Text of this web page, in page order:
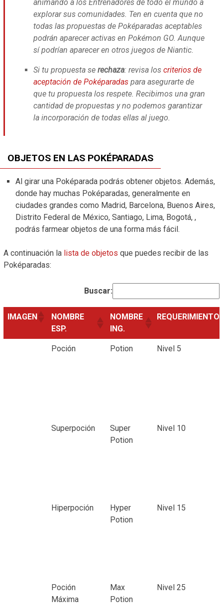
animando a los Entrenadores de todo el mundo a
explorar sus comunidades. Ten en cuenta que no
todas las propuestas de Poképaradas aceptables
podrán aparecer activas en Pokémon GO. Aunque
sí podrían aparecer en otros juegos de Niantic.
Si tu propuesta se rechaza: revisa los criterios de
aceptación de Poképaradas para asegurarte de
que tu propuesta los respete. Recibimos una gran
cantidad de propuestas y no podemos garantizar
la incorporación de todas ellas al juego.
OBJETOS EN LAS POKÉPARADAS
Al girar una Poképarada podrás obtener objetos. Además,
donde hay muchas Poképaradas, generalmente en
ciudades grandes como Madrid, Barcelona, Buenos Aires,
Distrito Federal de México, Santiago, Lima, Bogotá, ,
podrás farmear objetos de una forma más fácil.
A continuación la lista de objetos que puedes recibir de las
Poképaradas:
Buscar:
IMAGEN
NOMBRE
ESP.
NOMBRE
ING.
REQUERIMIENTO
Poción Potion Nivel 5
Superpoción
Super
Potion
Nivel 10
Hiperpoción
Hyper
Potion
Nivel 15
Poción
Máxima
Max
Potion
Nivel 25